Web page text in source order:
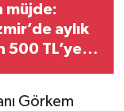
müjde:
aylık
500 TL’ye
Görkem